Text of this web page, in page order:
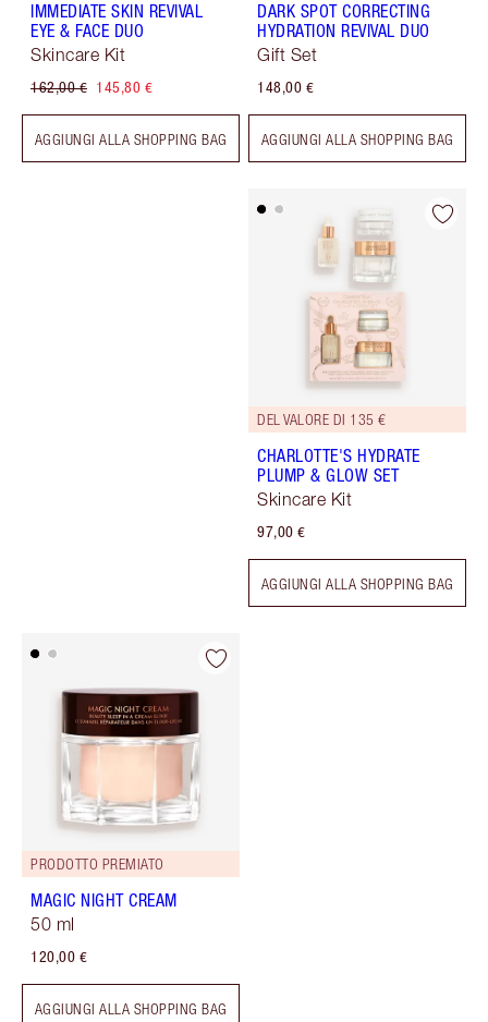
IMMEDIATE SKIN REVIVAL
EYE & FACE DUO
Skincare Kit
162,00 € 145,80 €
AGGIUNGI ALLA SHOPPING BAG
DARK SPOT CORRECTING
HYDRATION REVIVAL DUO
Gift Set
148,00 €
AGGIUNGI ALLA SHOPPING BAG
DEL VALORE DI 135 €
CHARLOTTE'S HYDRATE
PLUMP & GLOW SET
Skincare Kit
97,00 €
AGGIUNGI ALLA SHOPPING BAG
PRODOTTO PREMIATO
MAGIC NIGHT CREAM
50 ml
120,00 €
AGGIUNGI ALLA SHOPPING BAG